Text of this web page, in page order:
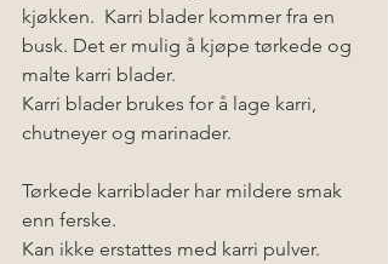
kjøkken.  Karri blader kommer fra en
busk. Det er mulig å kjøpe tørkede og
malte karri blader.
Karri blader brukes for å lage karri,
chutneyer og marinader.
Tørkede karriblader har mildere smak
enn ferske.
Kan ikke erstattes med karri pulver.